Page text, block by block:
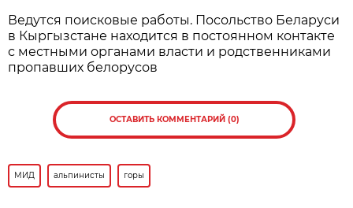
Ведутся поисковые работы. Посольство Беларуси
в Кыргызстане находится в постоянном контакте
с местными органами власти и родственниками
пропавших белорусов
ОСТАВИТЬ КОММЕНТАРИЙ (0)
МИД альпинисты горы